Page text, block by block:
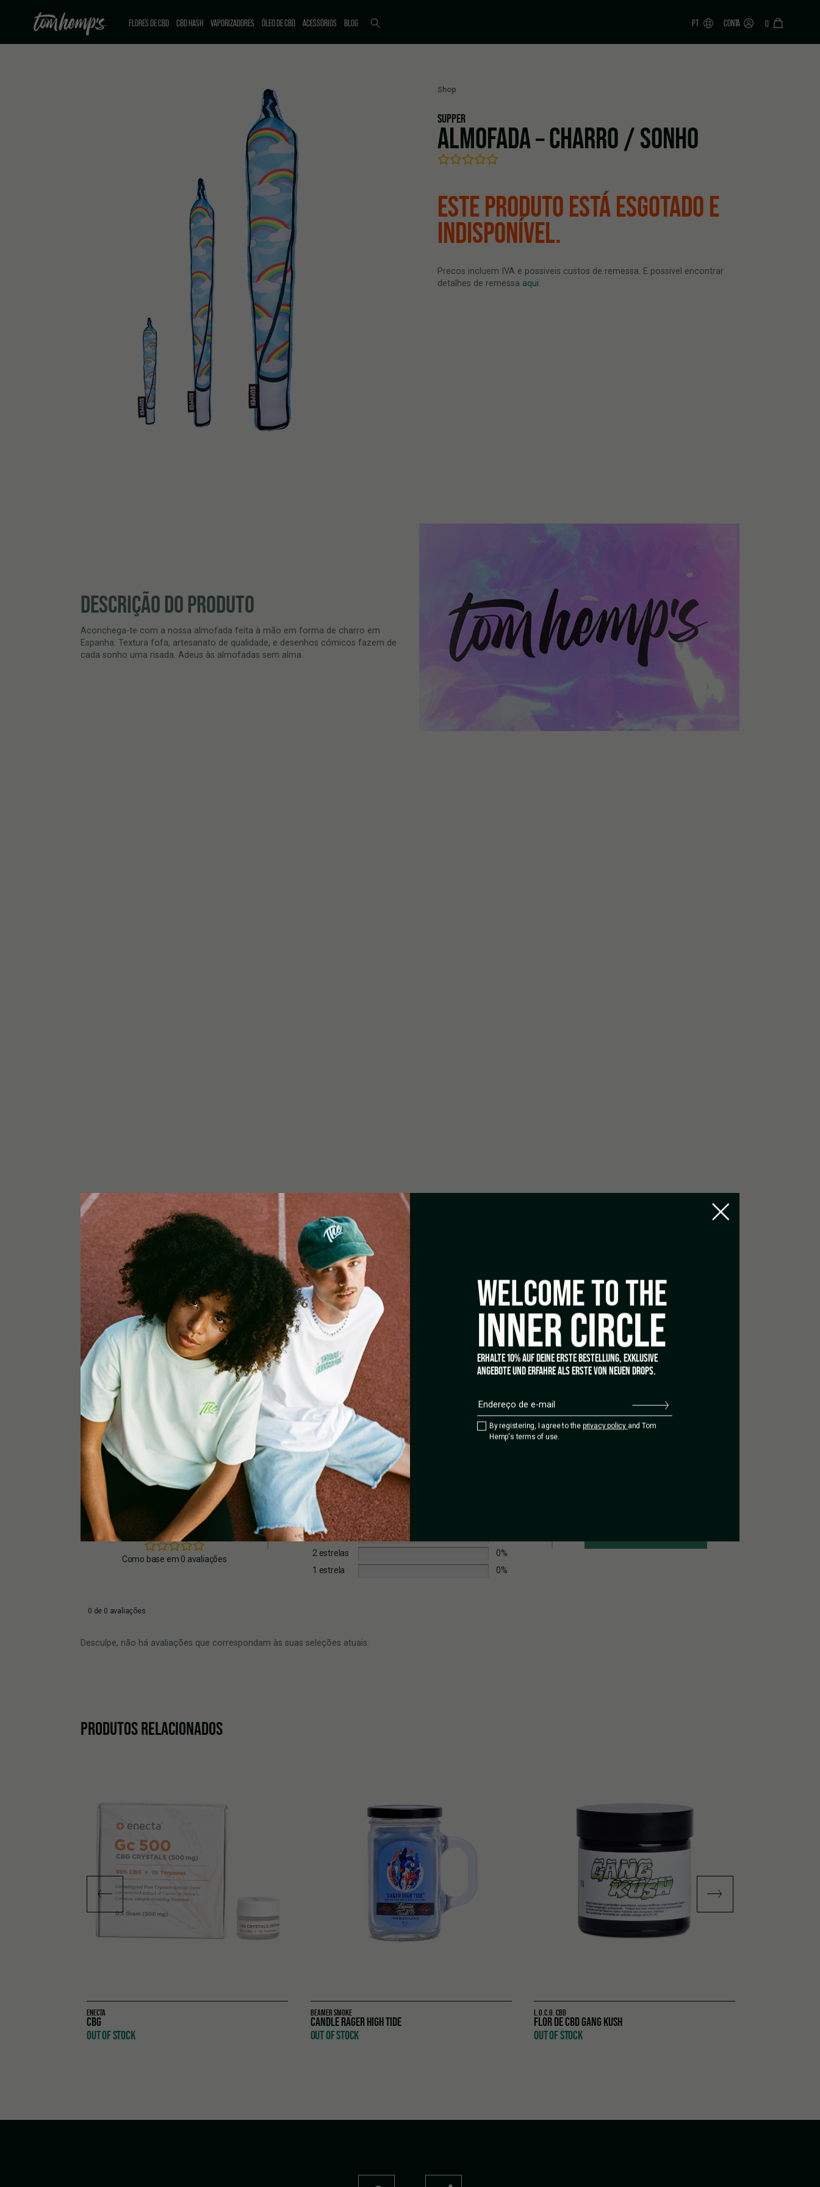
FLORES DE CBD
CBD HASH VAPORIZADORES ÓLEO DE CBD ACESSÓRIOS BLOG PT CONTA 0
Shop
SUPPER
ALMOFADA – CHARRO / SONHO
ESTE PRODUTO ESTÁ ESGOTADO E
INDISPONÍVEL.
Precos incluem IVA e possiveis custos de remessa. E possivel encontrar
detalhes de remessa aqui.
DESCRIÇÃO DO PRODUTO
Aconchega-te com a nossa almofada feita à mão em forma de charro em
Espanha. Textura fofa, artesanato de qualidade, e desenhos cómicos fazem de
cada sonho uma risada. Adeus às almofadas sem alma.
MAIS DETALHES
Feito em Espanha
0,0
Como base em 0 avaliações
5 estrelas
4 estrelas
3 estrelas
2 estrelas
0%
1 estrela
0%
0 de 0 avaliações
Desculpe, não há avaliações que correspondam às suas seleções atuais.
PRODUTOS RELACIONADOS
ENECTA
CBG
OUT OF STOCK
BEAMER SMOKE
CANDLE RAGER HIGH TIDE
OUT OF STOCK
L.O.C.O. CBD
FLOR DE CBD GANG KUSH
OUT OF STOCK
WELCOME TO THE
INNER CIRCLE
ERHALTE 10% AUF DEINE ERSTE BESTELLUNG, EXKLUSIVE
ANGEBOTE UND ERFAHRE ALS ERSTE VON NEUEN DROPS.
By registering, I agree to the privacy policy and Tom
Hemp's terms of use.